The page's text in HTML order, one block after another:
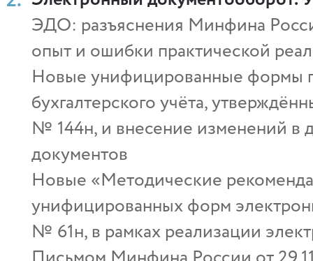
ЭДО: разъяснения Минфина
опыт и ошибки практической
Новые унифицированные формы
бухгалтерского учёта,
№ 144н, и внесение изменений
документов
Новые «Методические
унифицированных форм
№ 61н, в рамках реализации